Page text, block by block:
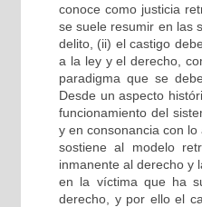
conoce como justicia
se suele resumir en las
delito, (ii) el castigo
a la ley y el derecho,
paradigma que se
Desde un aspecto
funcionamiento del
y en consonancia con
sostiene al modelo
inmanente al derecho y
en la víctima que ha
derecho, y por ello el